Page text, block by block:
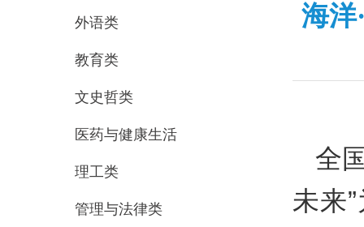
外语类
教育类
文史哲类
医药与健康生活
理工类
管理与法律类
海洋
全
未来